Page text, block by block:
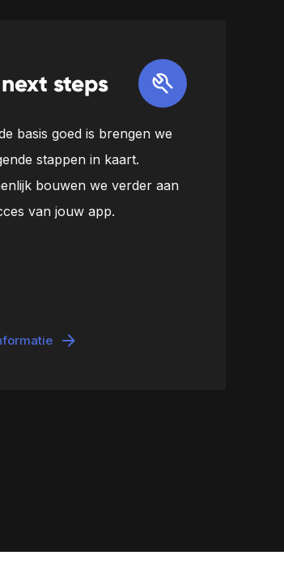
steps
basis goed is brengen we
stappen in kaart.
bouwen we verder aan
van jouw app.